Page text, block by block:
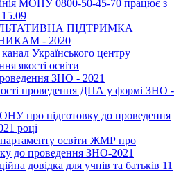
МОНУ 0800-50-45-70 працює з
ПІДТРИМКА
- 2020
Українського центру
якості освіти
ЗНО - 2021
проведення ДПА у формі ЗНО -
про підготовку до проведення
році
освіти ЖМР про
до проведення ЗНО-2021
довідка для учнів та батьків 11